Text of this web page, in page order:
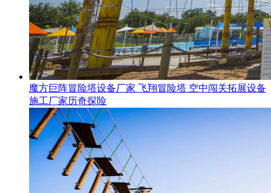
魔方巨阵冒险塔设备厂家 飞翔冒险塔 空中闯关拓展设备
施工厂家历奇探险